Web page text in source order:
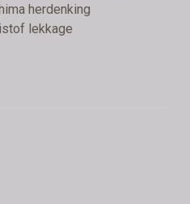
herdenking
lekkage